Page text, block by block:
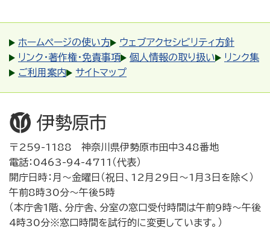
ホームページの使い方
ウェブアクセシビリティ方針
リンク・著作権・免責事項
個人情報の取り扱い
リンク集
ご利用案内
サイトマップ
〒259-1188 神奈川県伊勢原市田中348番地
電話：0463-94-4711（代表）
開庁日時：月～金曜日（祝日、12月29日～1月3日を除く）
午前8時30分～午後5時
（本庁舎1階、分庁舎、分室の窓口受付時間は午前9時～午後
4時30分※窓口時間を試行的に変更しています。）